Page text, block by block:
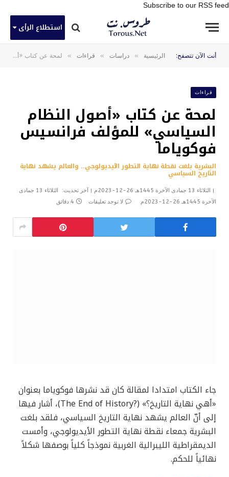
Subscribe to our RSS feed
استطلاع الرأى
أنت الآن تتصفح: الرئيسية » دراسات » قراءات » لمحة عن كتاب «أصول النظام السياسي» للمؤلف فرانسيس فوكوياما
قراءات
لمحة عن كتاب «أصول النظام
السياسي» للمؤلف فرانسيس
فوكوياما
البشرية بلغت نقطة نهاية التطور الأيديولوجي.. والعالم يشهد نهاية
التاريخ السياسي
الثلاثاء 13 جمادى الآخرة 1445هـ 26-12-2023م آخر تحديث:
الثلاثاء 13 جمادى
الآخرة 1445هـ 26-12-2023م
لا توجد تعليقات 4 دقائق
جاء الكتاب امتدادا لمقالة كان قد نشرها فوكوياما بعنوان
«أهي نهاية التاريخ؟» (?The End of History)، أشار فيها
إلى أنّ العالم يشهد نهاية التاريخ السياسي، فلقد بلغت
البشرية جمعاء نقطة نهاية التطور الأيديولوجي، وأمست
الديمقراطية الليبرالية الغربية نموذجاً كلياً بوصفها شكلاً
نهائياً للحكم.